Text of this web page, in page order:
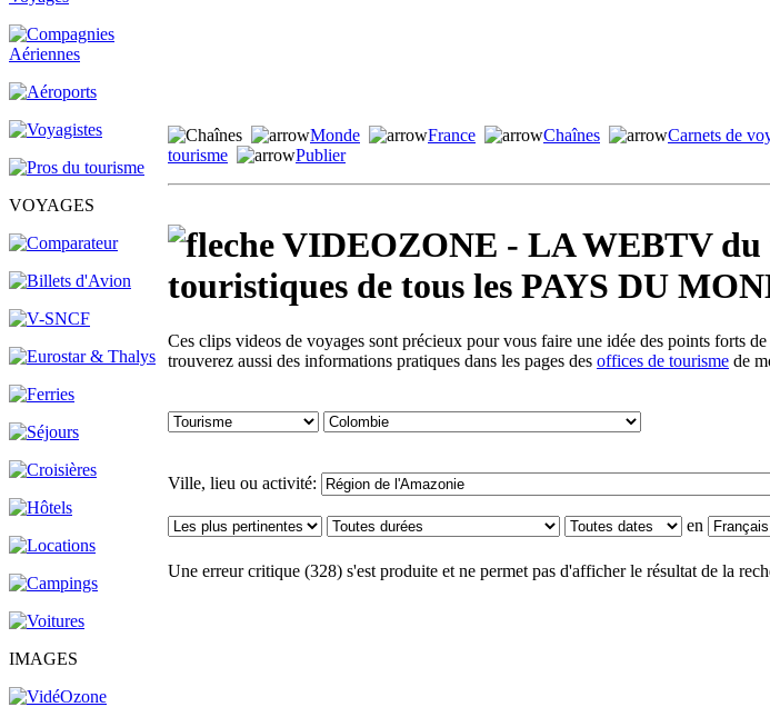
VOYAGES
IMAGES
Monde France Chaînes Carnets de
tourisme
Publier
VIDEOZONE - LA WEBTV du
touristiques de tous les PAYS DU
Ces clips videos de voyages sont précieux pour vous faire une idée des points forts
trouverez aussi des informations pratiques dans les pages des offices de tourisme de
Ville, lieu ou activité:
en
Une erreur critique (328) s'est produite et ne permet pas d'afficher le résultat de la